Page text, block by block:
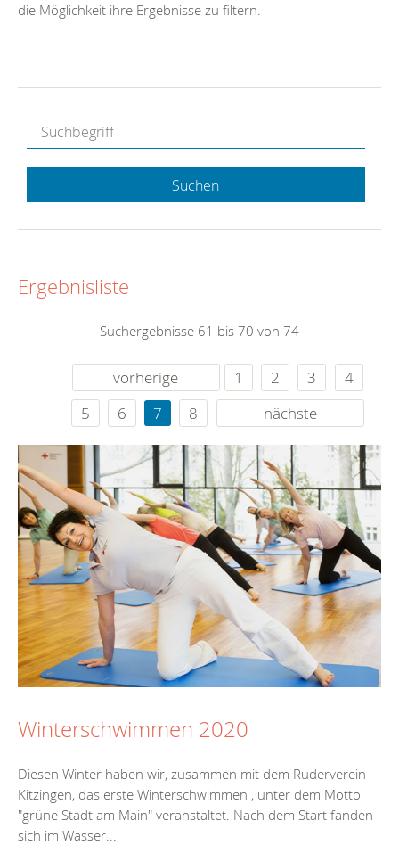
die Möglichkeit ihre Ergebnisse zu filtern.
Suchen
Ergebnisliste
Suchergebnisse 61 bis 70 von 74
vorherige 1 2 3
4
5
6 7 8 nächste
Winterschwimmen 2020
Diesen Winter haben wir, zusammen mit dem Ruderverein
Kitzingen, das erste Winterschwimmen , unter dem Motto
"grüne Stadt am Main" veranstaltet. Nach dem Start fanden
sich im Wasser...